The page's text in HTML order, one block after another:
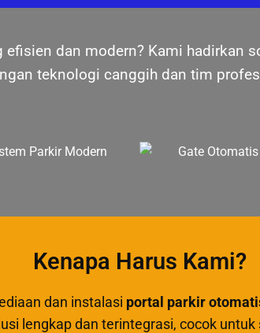
dan modern? Kami hadirkan
teknologi canggih dan tim
Kenapa Harus Kami?
dan instalasi portal parkir
lengkap dan terintegrasi, cocok